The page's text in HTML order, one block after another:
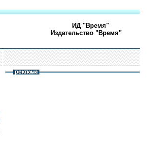
ИД "Время"
Издательство "Время"